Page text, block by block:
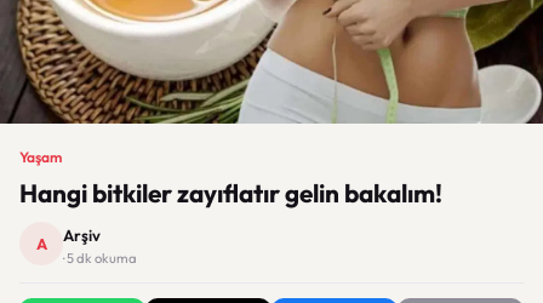
Yaşam
Hangi bitkiler zayıflatır gelin bakalım!
A Arşiv
· 5 dk okuma